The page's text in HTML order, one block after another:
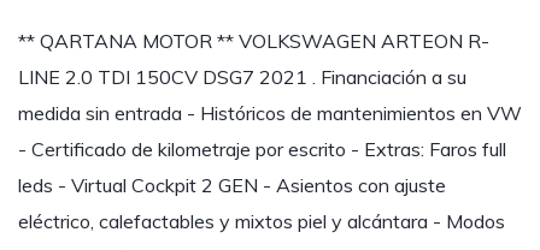
** QARTANA MOTOR ** VOLKSWAGEN ARTEON R-
LINE 2.0 TDI 150CV DSG7 2021 . Financiación a su
medida sin entrada - Históricos de mantenimientos en VW
- Certificado de kilometraje por escrito - Extras: Faros full
leds - Virtual Cockpit 2 GEN - Asientos con ajuste
eléctrico, calefactables y mixtos piel y alcántara - Modos